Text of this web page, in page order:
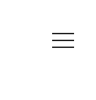
toggle